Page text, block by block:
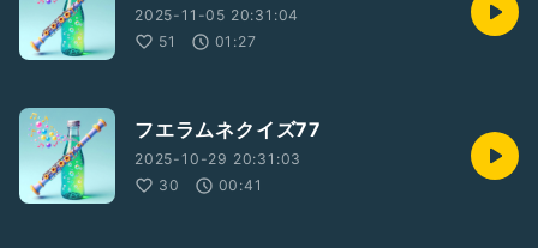
2025-11-05 20:31:04
51
01:27
フエラムネクイズ77
2025-10-29 20:31:03
30
00:41